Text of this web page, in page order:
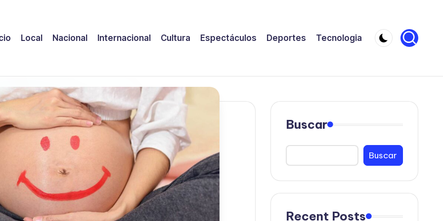
Local Nacional Internacional Cultura Espectáculos Deportes Tecnologia
Buscar
Buscar
Recent Posts